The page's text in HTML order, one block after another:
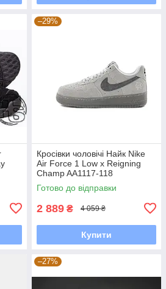
–29%
Кросівки чоловічі Найк Nike
Air Force 1 Low x Reigning
Champ AA1117-118
Готово до відправки
2 889 ₴ 4 059 ₴
Купити
–27%